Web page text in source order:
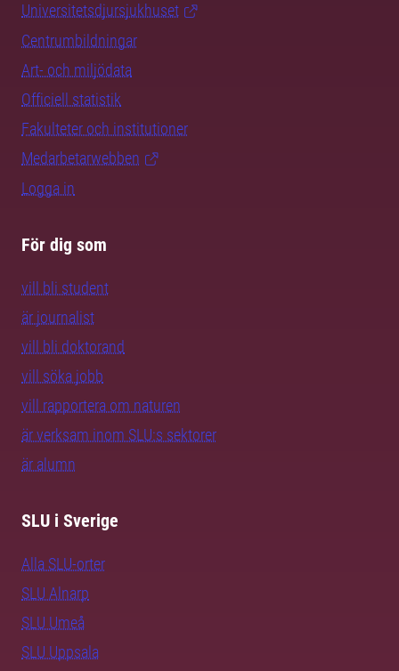
Universitetsdjursjukhuset
Centrumbildningar
Art- och miljödata
Officiell statistik
Fakulteter och institutioner
Medarbetarwebben
Logga in
För dig som
vill bli student
är journalist
vill bli doktorand
vill söka jobb
vill rapportera om naturen
är verksam inom SLU:s sektorer
är alumn
SLU i Sverige
Alla SLU-orter
SLU Alnarp
SLU Umeå
SLU Uppsala